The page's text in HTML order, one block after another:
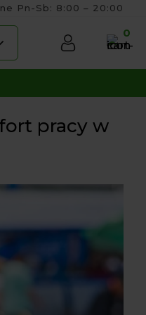
Pn-Sb: 8:00 – 20:00
0
pracy w